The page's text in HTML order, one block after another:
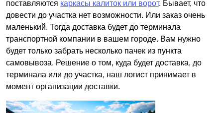
поставляются каркасы калиток или ворот. Бывает, что
довести до участка нет возможности. Или заказ очень
маленький. Тогда доставка будет до терминала
транспортной компании в вашем городе. Вам нужно
будет только забрать несколько пачек из пункта
самовывоза. Решение о том, куда будет доставка, до
терминала или до участка, наш логист принимает в
момент организации доставки.